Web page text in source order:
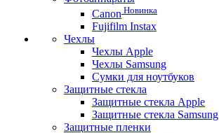
Canon Новинка
Fujifilm Instax
Чехлы
Чехлы Apple
Чехлы Samsung
Сумки для ноутбуков
Защитные стекла
Защитные стекла Apple
Защитные стекла Samsung
Защитные пленки